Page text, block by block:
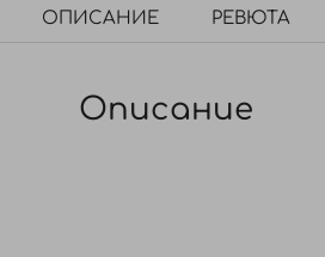
ОПИСАНИЕ РЕВЮТА
Описание